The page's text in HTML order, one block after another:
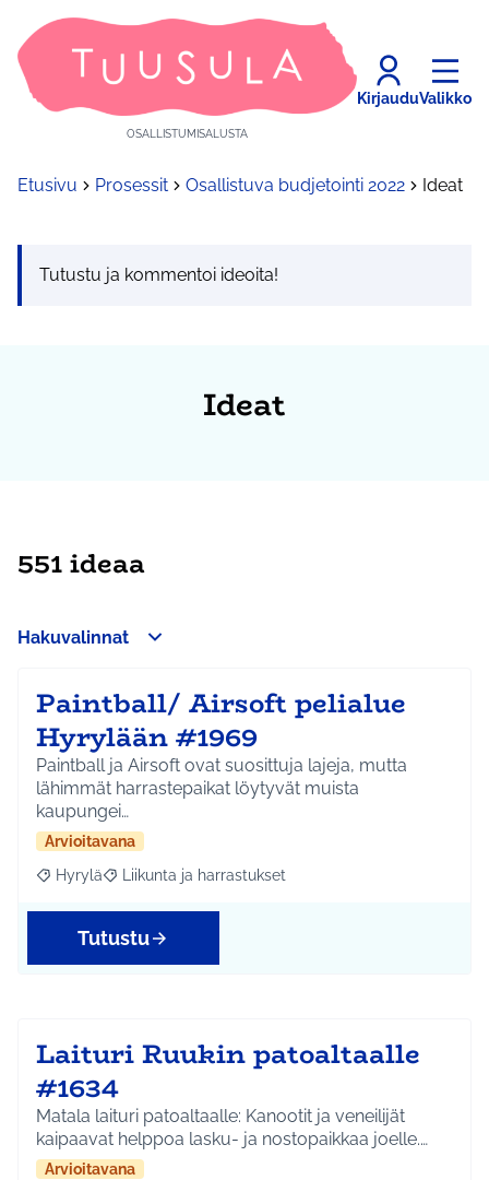
OSALLISTUMISALUSTA
KirjauduValikko
Etusivu Prosessit Osallistuva budjetointi 2022 Ideat
Tutustu ja kommentoi ideoita!
Ideat
551 ideaa
Hakuvalinnat
Paintball/ Airsoft pelialue
Hyrylään #1969
Paintball ja Airsoft ovat suosittuja lajeja, mutta
lähimmät harrastepaikat löytyvät muista
kaupungei…
Arvioitavana
Rajaa tulokset aihepiirin mukaan: Hyrylä
Hyrylä Rajaa tulokset teeman mukaan: Liikunta ja
Liikunta ja harrastukset
Tutustu
Laituri Ruukin patoaltaalle
#1634
Matala laituri patoaltaalle: Kanootit ja veneilijät
kaipaavat helppoa lasku- ja nostopaikkaa joelle.…
Arvioitavana